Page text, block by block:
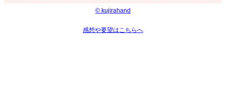
© kujirahand
感想や要望はこちらへ